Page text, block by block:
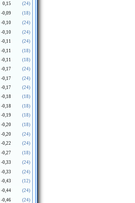
0,15 (24)
-0,09 (18)
-0,10
(24)
-0,10 (24)
-0,11
(24)
-0,11
(18)
-0,11 (18)
-0,17
(24)
-0,17
(24)
-0,17 (24)
-0,18
(18)
-0,18 (18)
-0,19 (18)
-0,20
(18)
-0,20 (24)
-0,22 (24)
-0,27 (18)
-0,33
(24)
-0,33 (24)
-0,43 (12)
-0,44 (24)
-0,46 (24)